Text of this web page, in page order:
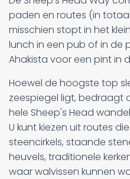
paden en routes (in
misschien stopt in het
lunch in een pub of in de
Ahakista voor een pint in
Hoewel de hoogste top
zeespiegel ligt, bedraagt
hele Sheep's Head
U kunt kiezen uit routes
steencirkels, staande
heuvels, traditionele
waar walvissen kunnen